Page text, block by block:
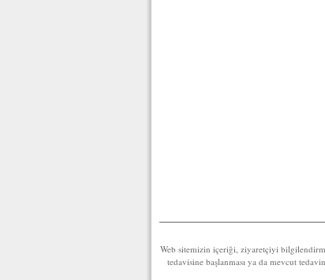
Web sitemizin içeriği, ziyaretçiyi
tedavisine başlanması ya da mevcut